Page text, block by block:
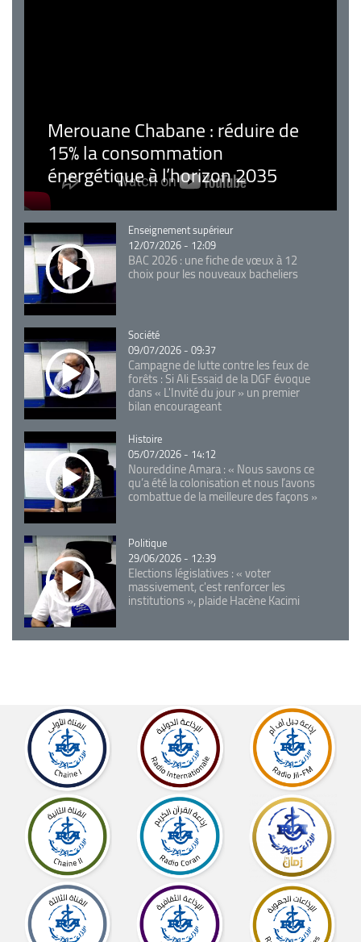
Merouane Chabane : réduire de
15% la consommation
énergétique à l’horizon 2035
Catégorie
Enseignement supérieur
12/07/2026 - 12:09
BAC 2026 : une fiche de vœux à 12
choix pour les nouveaux bacheliers
Catégorie
Société
09/07/2026 - 09:37
Campagne de lutte contre les feux de
forêts : Si Ali Essaid de la DGF évoque
dans « L'Invité du jour » un premier
bilan encourageant
Catégorie
Histoire
05/07/2026 - 14:12
Noureddine Amara : « Nous savons ce
qu’a été la colonisation et nous l’avons
combattue de la meilleure des façons »
Catégorie
Politique
29/06/2026 - 12:39
Elections législatives : « voter
massivement, c'est renforcer les
institutions », plaide Hacène Kacimi